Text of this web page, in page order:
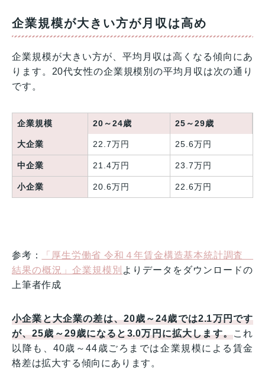
企業規模が大きい方が月収は高め
企業規模が大きい方が、平均月収は高くなる傾向にあ
ります。20代女性の企業規模別の平均月収は次の通り
です。
企業規模 20～24歳 25～29歳
大企業 22.7万円 25.6万円
中企業 21.4万円 23.7万円
小企業 20.6万円 22.6万円
参考：
「厚生労働省 令和４年賃金構造基本統計調査
結果の概況」企業規模別 よりデータをダウンロードの
上筆者作成
小企業と大企業の差は、20歳～24歳では2.1万円です
が、25歳～29歳になると3.0万円に拡大します。これ
以降も、40歳～44歳ごろまでは企業規模による賃金
格差は拡大する傾向にあります。